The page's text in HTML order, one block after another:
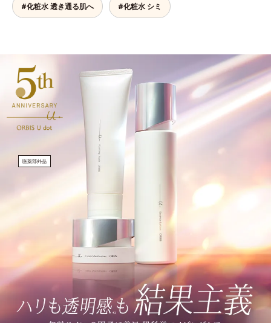
#化粧水 透き通る肌へ #化粧水 シミ
医薬部外品